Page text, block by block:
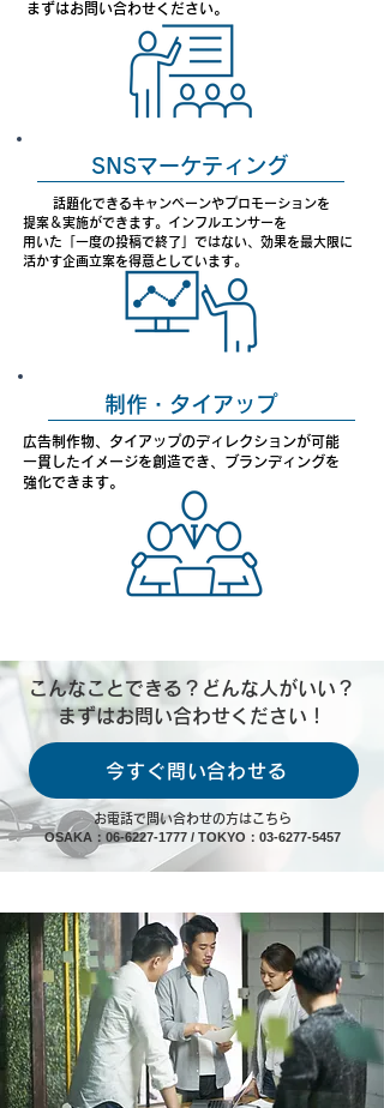
まずはお問い合わせください。
SNSマーケティング
話題化できるキャンペーンやプロモーションを
提案＆実施ができます。インフルエンサーを
用いた「一度の投稿で終了」ではない、 ​効果を最大限に
活かす企画立案を得意としています。
制作・タイアップ
広告制作物、タイアップのディレクションが可能
一貫したイメージを創造でき、ブランディングを
​強化できます。
こんなことできる？どんな人がいい？
まずはお問い合わせください！
今すぐ問い合わせる
お電話で問い合わせの方はこちら
OSAKA： 06-6227-1777/ TOKYO： 03-6277-5457